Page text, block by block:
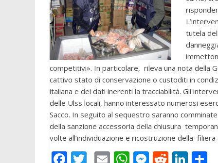
tutela
competitivi». In particolare, rileva una nota della
cattivo stato di conservazione o custoditi in
italiana e dei dati inerenti la tracciabilità. Gli
delle Ulss locali, hanno interessato numerosi
Sacco. In seguito al sequestro saranno
della sanzione accessoria della chiusura
volte all’individuazione e ricostruzione della